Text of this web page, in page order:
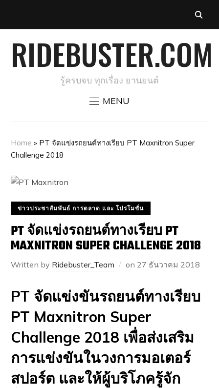
RIDEBUSTER.COM
รู้ครบจบ ทุกเรื่อง ยานยนต์
MENU
Home » PT จัดแข่งรถยนต์ทางเรียบ PT Maxnitron Super
Challenge 2018
ข่าวประชาสัมพันธ์ การตลาด และ โปรโมชั่น
PT จัดแข่งรถยนต์ทางเรียบ PT
MAXNITRON SUPER CHALLENGE 2018
Written by Ridebuster_Team on 27 ธันวาคม 2018
PT จัดแข่งขันรถยนต์ทางเรียบ
PT Maxnitron Super
Challenge 2018 เพื่อส่งเสริม
การแข่งขันในวงการมอเตอร์
สปอร์ต และให้ผู้บริโภครู้จัก